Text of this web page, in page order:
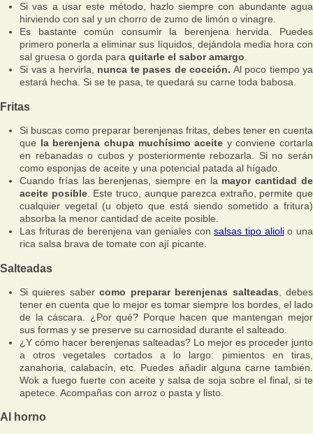
Si vas a usar este método, hazlo siempre con abundante agua
hirviendo con sal y un chorro de zumo de limón o vinagre.
Es bastante común consumir la berenjena hervida. Puedes
primero ponerla a eliminar sus líquidos, dejándola media hora con
sal gruesa o gorda para quitarle el sabor amargo.
Si vas a hervirla, nunca te pases de cocción. Al poco tiempo ya
estará hecha. Si se te pasa, te quedará su carne toda babosa.
Fritas
Si buscas como preparar berenjenas fritas, debes tener en cuenta
que la berenjena chupa muchísimo aceite y conviene cortarla
en rebanadas o cubos y posteriormente rebozarla. Si no serán
como esponjas de aceite y una potencial patada al hígado.
Cuando frías las berenjenas, siempre en la mayor cantidad de
aceite posible. Este truco, aunque parezca extraño, permite que
cualquier vegetal (u objeto que está siendo sometido a fritura)
absorba la menor cantidad de aceite posible.
Las frituras de berenjena van geniales consalsas tipo aliolio una
rica salsa brava de tomate con ají picante.
Salteadas
Si quieres sabercomo preparar berenjenas salteadas , debes
tener en cuenta que lo mejor es tomar siempre los bordes, el lado
de la cáscara. ¿Por qué? Porque hacen que mantengan mejor
sus formas y se preserve su carnosidad durante el salteado.
¿Y cómo hacer berenjenas salteadas? Lo mejor es proceder junto
a otros vegetales cortados a lo largo: pimientos en tiras,
zanahoria, calabacín, etc. Puedes añadir alguna carne también.
Wok a fuego fuerte con aceite y salsa de soja sobre el final, si te
apetece. Acompañas con arroz o pasta y listo.
Al horno